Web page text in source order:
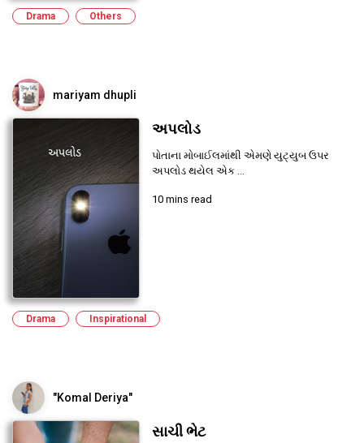
Drama Others
mariyam dhupli
અપલોડ
પોતાના મોબાઈલમાંથી એમણે યુટ્યુબ ઉપર
અપલોડ થયેલ એક ...
10 mins read
Drama Inspirational
"Komal Deriya"
સાચી ભેટ